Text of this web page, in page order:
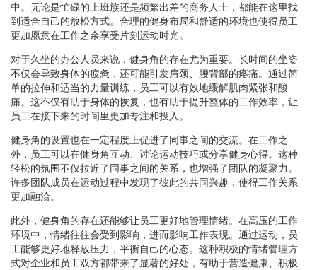
中。无论是忙碌的上班族还是频繁出差的商务人士，都能在这里找
到适合自己的放松方式。合理的健身布局和舒适的环境也使得员工
更加愿意在工作之余享受片刻运动时光。
对于久坐的办公人员来说，健身角的存在尤为重要。长时间的坐姿
不仅会导致身体的疲惫，还可能引发肩颈、腰背部的疼痛。通过简
单的拉伸和适当的力量训练，员工可以有效地缓解肌肉紧张和酸
痛。这不仅有助于身体的恢复，也有助于提升整体的工作效率，让
员工在接下来的时间里更加专注和投入。
健身角的设置也在一定程度上促进了同事之间的交流。在工作之
外，员工可以在健身角互动、讨论运动技巧或分享健身心得。这种
轻松的氛围不仅拉近了同事之间的关系，也增强了团队的凝聚力。
许多团队成员在运动过程中发现了彼此的共同兴趣，使得工作关系
更加融洽。
此外，健身角的存在还能够让员工更好地管理情绪。在高压的工作
环境中，情绪往往会受到影响，进而影响工作表现。通过运动，员
工能够更好地释放压力，平衡自己的心态。这种积极的情绪管理方
式对企业和员工双方都带来了显著的好处，有助于营造健康、积极